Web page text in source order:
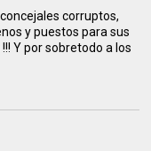
corruptos,
y puestos para sus
Y por sobretodo a los